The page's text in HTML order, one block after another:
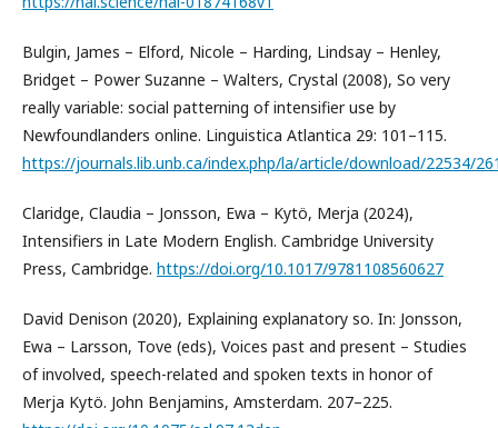
Bulgin, James – Elford, Nicole – Harding, Lindsay – Henley,
Bridget – Power Suzanne – Walters, Crystal (2008), So very
really variable: social patterning of intensifier use by
Newfoundlanders online. Linguistica Atlantica 29: 101–115.
https://journals.lib.unb.ca/index.php/la/article/download/22534/
Claridge, Claudia – Jonsson, Ewa – Kytö, Merja (2024),
Intensifiers in Late Modern English. Cambridge University
Press, Cambridge. https://doi.org/10.1017/9781108560627
David Denison (2020), Explaining explanatory so. In: Jonsson,
Ewa – Larsson, Tove (eds), Voices past and present – Studies
of involved, speech-related and spoken texts in honor of
Merja Kytö. John Benjamins, Amsterdam. 207–225.